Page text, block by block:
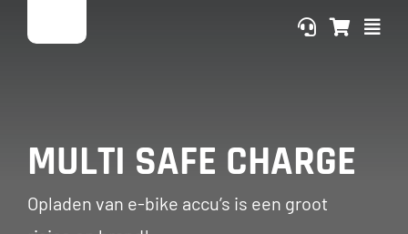
naar
MULTI SAFE CHARGE
Opladen van e-bike accu’s is een groot